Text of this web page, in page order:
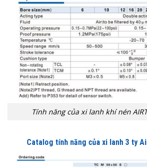
Tính năng của xi lanh khí nén
Catalog tính năng của xi lanh 3 ty